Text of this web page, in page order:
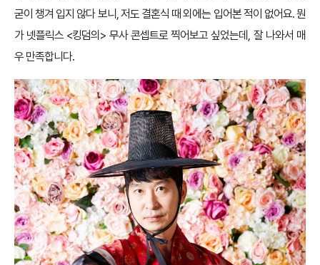
굳이 챙겨 입지 않다 보니, 저도 결혼식 때 외에는 입어본 적이 없어요. 뭔
가 넷플릭스 <킹덤의> 무사 콘셉트로 찍어보고 싶었는데, 잘 나와서 매
우 만족합니다.